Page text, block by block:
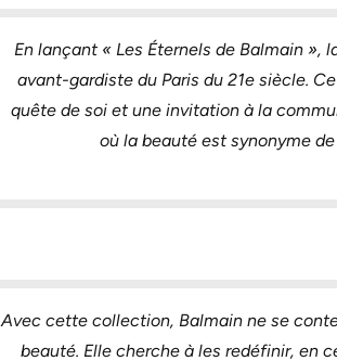
En lançant « Les Éternels de Balmain »,
avant-gardiste du Paris du 21e siècle.
quête de soi et une invitation à la
où la beauté est synonyme
Avec cette collection, Balmain ne se
beauté. Elle cherche à les redéfinir, en